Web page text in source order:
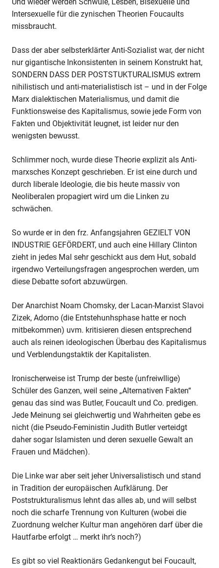
Intersexuelle für die zynischen Theorien Foucaults
missbraucht.
Dass der aber selbsterklärter Anti-Sozialist war, der nicht
nur gigantische Inkonsistenten in seinem Konstrukt hat,
SONDERN DASS DER POSTSTUKTURALISMUS extrem
nihilistisch und anti-materialistisch ist – und in der Folge
Marx dialektischen Materialismus, und damit die
Funktionsweise des Kapitalismus, sowie jede Form von
Fakten und Objektivität leugnet, ist leider nur den
wenigsten bewusst.
Schlimmer noch, wurde diese Theorie explizit als Anti-
marxsches Konzept geschrieben. Er ist eine durch und
durch liberale Ideologie, die bis heute massiv von
Neoliberalen propagiert wird um die Linken zu
schwächen.
So wurde er in den frz. Anfangsjahren GEZIELT VON
INDUSTRIE GEFÖRDERT, und auch eine Hillary Clinton
zieht in jedes Mal sehr geschickt aus dem Hut, sobald
irgendwo Verteilungsfragen angesprochen werden, um
diese Debatte sofort abzuwürgen.
Der Anarchist Noam Chomsky, der Lacan-Marxist Slavoi
Zizek, Adorno (die Entstehunhsphase hatte er noch
mitbekommen) uvm. kritisieren diesen entsprechend
auch als reinen ideologischen Überbau des Kapitalismus
und Verblendungstaktik der Kapitalisten.
Ironischerweise ist Trump der beste (unfreiwllige)
Schüler des Ganzen, weil seine „Alternativen Fakten“
genau das sind was Butler, Foucault und Co. predigen.
Jede Meinung sei gleichwertig und Wahrheiten gebe es
nicht (die Pseudo-Feministin Judith Butler verteidgt
daher sogar Islamisten und deren sexuelle Gewalt an
Frauen und Mädchen).
Die Linke war aber seit jeher Universalistisch und stand
in Tradition der europäischen Aufklärung. Der
Poststrukturalismus lehnt das alles ab, und will selbst
noch die scharfe Trennung von Kulturen (wobei die
Zuordnung welcher Kultur man angehören darf über die
Hautfarbe erfolgt … merkt ihr‘s noch?)
Es gibt so viel Reaktionärs Gedankengut bei Foucault,